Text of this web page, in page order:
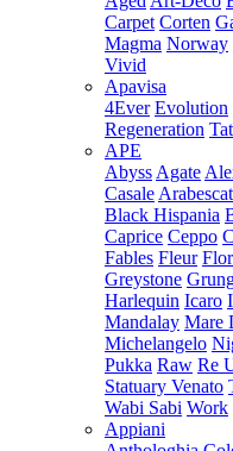
Carpet Corten
Magma Norway
Vivid
Apavisa
4Ever Evolution
Regeneration
APE
Abyss Agate
Casale
Black Hispania
Caprice Ceppo
Fables Fleur
Greystone
Harlequin Icaro
Mandalay Mare
Michelangelo
Pukka Raw Re
Statuary Venato
Wabi Sabi Work
Appiani